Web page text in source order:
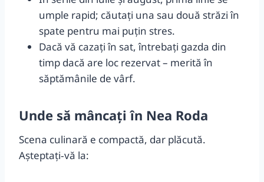
umple rapid; căutați una sau două străzi în
spate pentru mai puțin stres.
Dacă vă cazați în sat, întrebați gazda din
timp dacă are loc rezervat – merită în
săptămânile de vârf.
Unde să mâncați în Nea Roda
Scena culinară e compactă, dar plăcută.
Așteptați‑vă la: